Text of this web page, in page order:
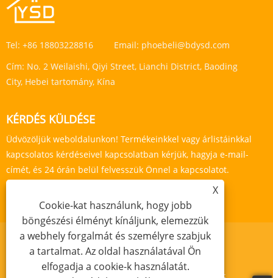
Tel: +86 18803228816 Email: phoebeli@bdysd.com
Cím: No. 2 Weilaishi, Qiyi Street, Lianchi District, Baoding
City, Hebei tartomány, Kína
KÉRDÉS KÜLDÉSE
Üdvözöljük weboldalunkon! Termékeinkkel vagy árlistáinkkal
kapcsolatos kérdéseivel kapcsolatban kérjük, hagyja e-mail-
címét, és 24 órán belül felvesszük Önnel a kapcsolatot.
Links Sitemap RSS XML Adatvédelmi szabályzat
X
Cookie-kat használunk, hogy jobb
böngészési élményt kínáljunk, elemezzük
a webhely forgalmát és személyre szabjuk
a tartalmat. Az oldal használatával Ön
elfogadja a cookie-k használatát.